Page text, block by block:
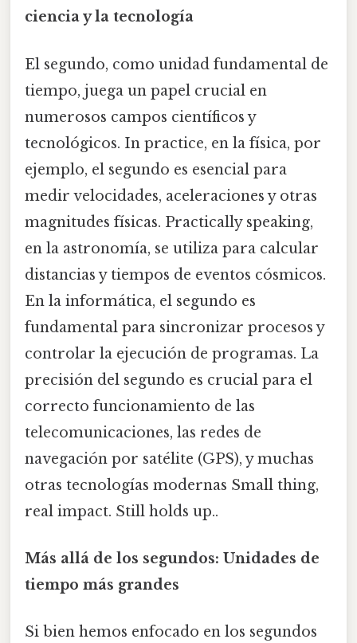
ciencia y la tecnología
El segundo, como unidad fundamental de
tiempo, juega un papel crucial en
numerosos campos científicos y
tecnológicos. In practice, en la física, por
ejemplo, el segundo es esencial para
medir velocidades, aceleraciones y otras
magnitudes físicas. Practically speaking,
en la astronomía, se utiliza para calcular
distancias y tiempos de eventos cósmicos.
En la informática, el segundo es
fundamental para sincronizar procesos y
controlar la ejecución de programas. La
precisión del segundo es crucial para el
correcto funcionamiento de las
telecomunicaciones, las redes de
navegación por satélite (GPS), y muchas
otras tecnologías modernas Small thing,
real impact. Still holds up..
Más allá de los segundos: Unidades de
tiempo más grandes
Si bien hemos enfocado en los segundos